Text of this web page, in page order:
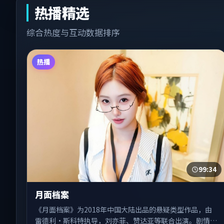
热播精选
综合热度与互动数据排序
热播
99:34
月面档案
《月面档案》为2018年中国大陆出品的悬疑类型作品，由
雷德利·斯科特执导，刘亦菲、赞达亚等联合出演。剧情在